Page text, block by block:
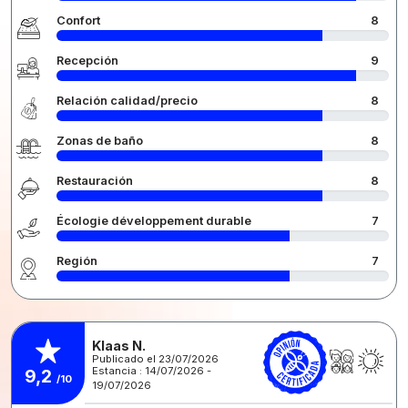
Confort 8
Recepción 9
Relación calidad/precio 8
Zonas de baño 8
Restauración 8
Écologie développement durable 7
Región 7
9,2 /10
Klaas N.
Publicado el 23/07/2026
Estancia : 14/07/2026 -
19/07/2026